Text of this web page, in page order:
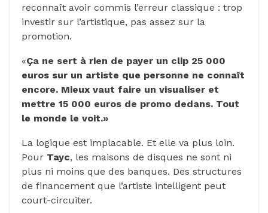
reconnaît avoir commis l’erreur classique : trop
investir sur l’artistique, pas assez sur la
promotion.
«Ça ne sert à rien de payer un clip 25 000
euros sur un artiste que personne ne connaît
encore. Mieux vaut faire un visualiser et
mettre 15 000 euros de promo dedans. Tout
le monde le voit.»
La logique est implacable. Et elle va plus loin.
Pour Tayc, les maisons de disques ne sont ni
plus ni moins que des banques. Des structures
de financement que l’artiste intelligent peut
court-circuiter.